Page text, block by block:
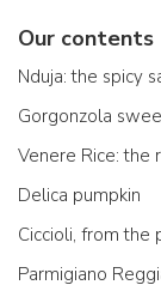
Our contents
Nduja: the spicy
Gorgonzola
Venere Rice: the
Delica pumpkin
Ciccioli, from the